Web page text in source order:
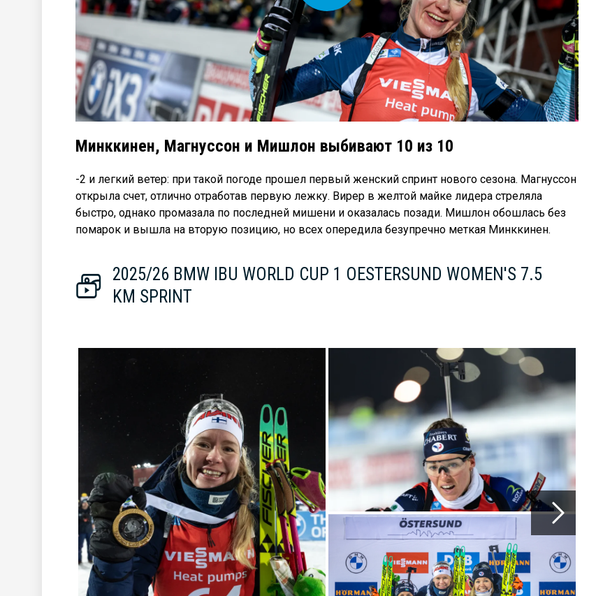
Play
Video
Минккинен, Магнуссон и Мишлон выбивают 10 из 10
-2 и легкий ветер: при такой погоде прошел первый женский спринт нового сезона. Магнуссон
открыла счет, отлично отработав первую лежку. Вирер в желтой майке лидера стреляла
быстро, однако промазала по последней мишени и оказалась позади. Мишлон обошлась без
помарок и вышла на вторую позицию, но всех опередила безупречно меткая Минккинен.
2025/26 BMW IBU WORLD CUP 1 OESTERSUND WOMEN'S 7.5
KM SPRINT